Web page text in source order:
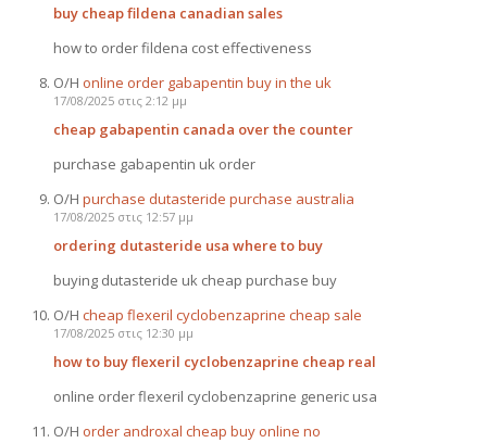
buy cheap fildena canadian sales
how to order fildena cost effectiveness
Ο/Η online order gabapentin buy in the uk
17/08/2025 στις 2:12 μμ
cheap gabapentin canada over the counter
purchase gabapentin uk order
Ο/Η purchase dutasteride purchase australia
17/08/2025 στις 12:57 μμ
ordering dutasteride usa where to buy
buying dutasteride uk cheap purchase buy
Ο/Η cheap flexeril cyclobenzaprine cheap sale
17/08/2025 στις 12:30 μμ
how to buy flexeril cyclobenzaprine cheap real
online order flexeril cyclobenzaprine generic usa
Ο/Η order androxal cheap buy online no